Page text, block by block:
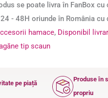
se poate livra în FanBox cu
24 - 48H oriunde în România cu
hamace, Disponibil
tip scaun
pe piață
Produse în
propriu